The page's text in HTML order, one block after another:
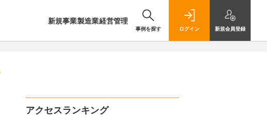
新規事業製造業経営管理
事例を探す ログイン 新規会員登録
アクセスランキング